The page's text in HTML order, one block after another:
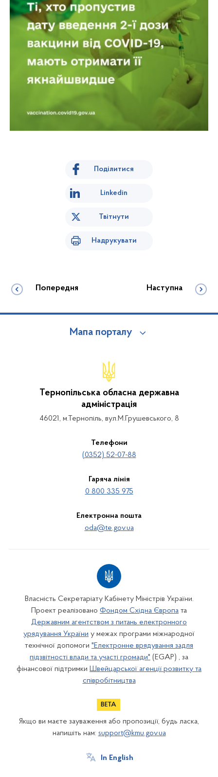
Поділитися
Linkedin
Твітнути
Надрукувати
Попередня Наступна
Мапа порталу
Тернопільська обласна державна
адміністрація
46021, м.Тернопіль, вул.М.Грушевського, 8
Телефони
(0352) 52-07-88
Гаряча лінія
0 800 335 975
Електронна пошта
oda@te.gov.ua
Власність Секретаріату Кабінету Міністрів України.
Проект реалізовано Фондом Східна Європа та
Державним агентством з питань електронного
урядування України у межах програми міжнародної
технічної допомоги "Електронне врядування задля
підзвітності влади та участі громади" (EGAP) , за
фінансової підтримки Швейцарської агенції розвитку та
співробітництва
Якщо ви маєте зауваження або пропозиції, будь ласка,
напишіть нам: support@kmu.gov.ua
In English